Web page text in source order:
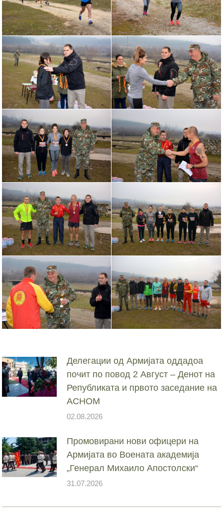
Делегации од Армијата оддадоа
почит по повод 2 Август – Денот на
Републиката и првото заседание на
АСНОМ
02.08.2026
Промовирани нови офицери на
Армијата во Воената академија
„Генерал Михаило Апостолски“
31.07.2026